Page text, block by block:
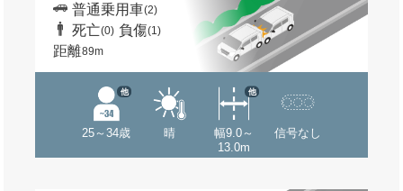
普通乗用車(2)
死亡(0) 負傷(1)
距離89m
25～34歳
他
晴
幅9.0～
13.0m
他
信号なし